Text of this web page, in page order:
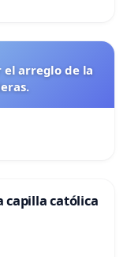
el arreglo de la
capilla católica